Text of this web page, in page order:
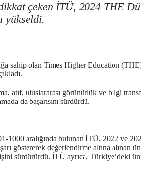
çeken İTÜ, 2024 THE
yükseldi.
sahip olan Times Higher Education
atıf, uluslararası görünürlük ve bilgi
da başarısını sürdürdü.
1000 aralığında bulunan İTÜ, 2022 ve
göstererek değerlendirme altına alınan
sürdürürdü. İTÜ ayrıca, Türkiye’deki